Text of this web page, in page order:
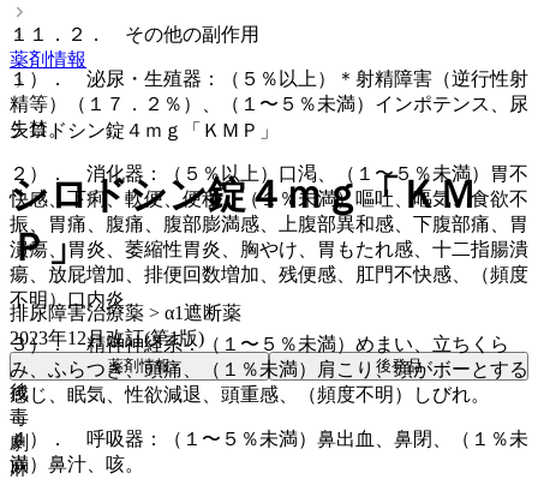
１１．２． その他の副作用
１）． 泌尿・生殖器：（５％以上）＊射精障害（逆行性射
精等）（１７．２％）、（１〜５％未満）インポテンス、尿
失禁。
２）． 消化器：（５％以上）口渇、（１〜５％未満）胃不
快感、下痢、軟便、便秘、（１％未満）嘔吐、嘔気、食欲不
振、胃痛、腹痛、腹部膨満感、上腹部異和感、下腹部痛、胃
潰瘍、胃炎、萎縮性胃炎、胸やけ、胃もたれ感、十二指腸潰
瘍、放屁増加、排便回数増加、残便感、肛門不快感、（頻度
不明）口内炎。
３）． 精神神経系：（１〜５％未満）めまい、立ちくら
み、ふらつき、頭痛、（１％未満）肩こり、頭がボーとする
感じ、眠気、性欲減退、頭重感、（頻度不明）しびれ。
４）． 呼吸器：（１〜５％未満）鼻出血、鼻閉、（１％未
満）鼻汁、咳。
薬剤情報
シロドシン錠４ｍｇ「ＫＭＰ」
シロドシン錠４ｍｇ「ＫＭ
Ｐ」
排尿障害治療薬 > α1遮断薬
2023年12月改訂(第1版)
薬剤情報 後発品
後
毒
劇
麻